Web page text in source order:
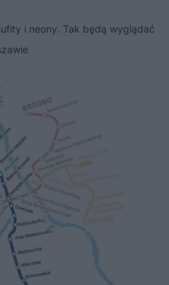
i neony. Tak będą wyglądać